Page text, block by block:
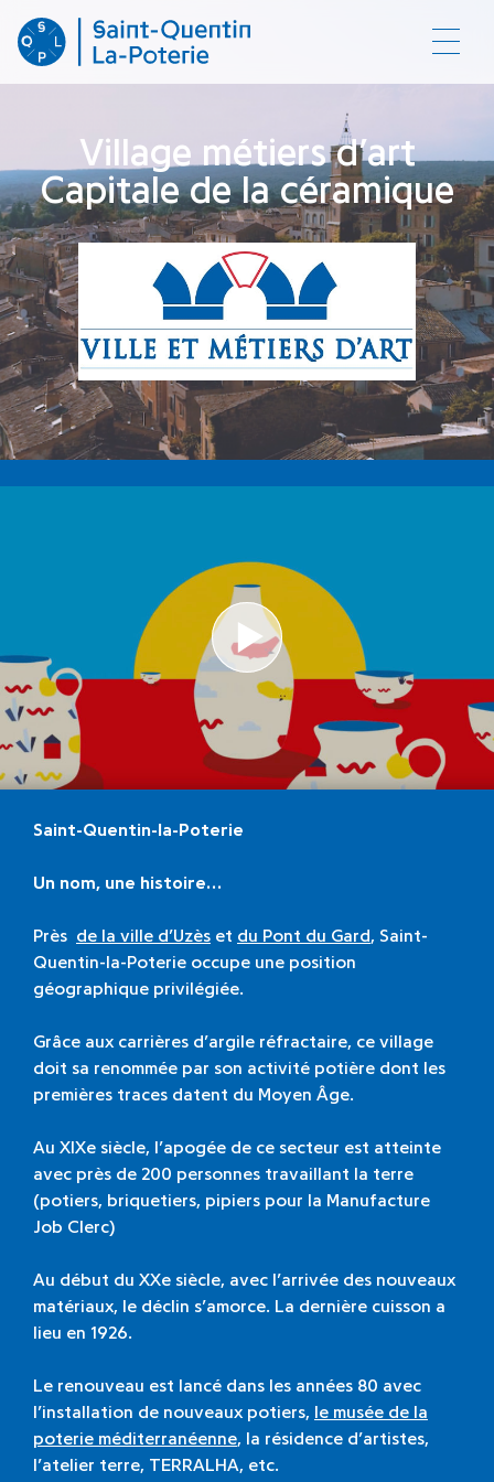
Village métiers d’art
Capitale de la céramique
Lire la vidéo
Saint-Quentin-la-Poterie
Un nom, une histoire…
Près de la ville d’Uzès et du Pont du Gard, Saint-
Quentin-la-Poterie occupe une position
géographique privilégiée.
Grâce aux carrières d’argile réfractaire, ce village
doit sa renommée par son activité potière dont les
premières traces datent du Moyen Âge.
Au XIXe siècle, l’apogée de ce secteur est atteinte
avec près de 200 personnes travaillant la terre
(potiers, briquetiers, pipiers pour la Manufacture
Job Clerc)
Au début du XXe siècle, avec l’arrivée des nouveaux
matériaux, le déclin s’amorce. La dernière cuisson a
lieu en 1926.
Le renouveau est lancé dans les années 80 avec
l’installation de nouveaux potiers, le musée de la
poterie méditerranéenne, la résidence d’artistes,
l’atelier terre, TERRALHA, etc.